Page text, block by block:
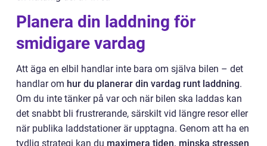
Planera din laddning för
smidigare vardag
Att äga en elbil handlar inte bara om själva bilen – det
handlar om hur du planerar din vardag runt laddning.
Om du inte tänker på var och när bilen ska laddas kan
det snabbt bli frustrerande, särskilt vid längre resor eller
när publika laddstationer är upptagna. Genom att ha en
tydlig strategi kan du maximera tiden, minska stressen